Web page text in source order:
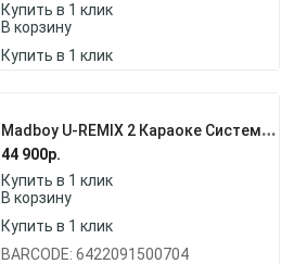
Купить в 1 клик
В корзину
Купить в 1 клик
M
Adboy U-REMIX 2 Караоке Система Для Онлайн Караоке С Двумя Беспроводными Микрофонами
44 900р.
Купить в 1 клик
В корзину
Купить в 1 клик
BARCODE: 6422091500704